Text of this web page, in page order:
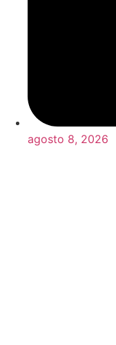
agosto 8, 2026